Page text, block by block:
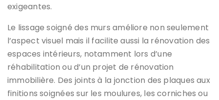
exigeantes.
Le lissage soigné des murs améliore non seulement
l’aspect visuel mais il facilite aussi la rénovation des
espaces intérieurs, notamment lors d’une
réhabilitation ou d’un projet de rénovation
immobilière. Des joints à la jonction des plaques aux
finitions soignées sur les moulures, les corniches ou